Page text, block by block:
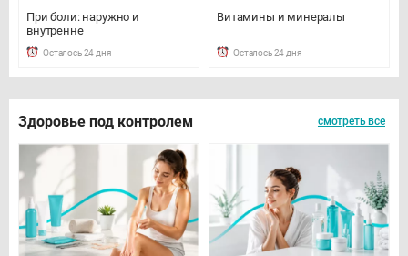
При боли: наружно и
внутренне
Осталось 24 дня
Витамины и минералы
Осталось 24 дня
Здоровье под контролем смотреть все